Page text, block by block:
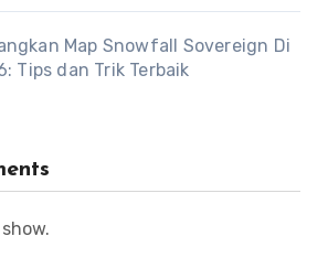
Map Snowfall Sovereign Di
Tips dan Trik Terbaik